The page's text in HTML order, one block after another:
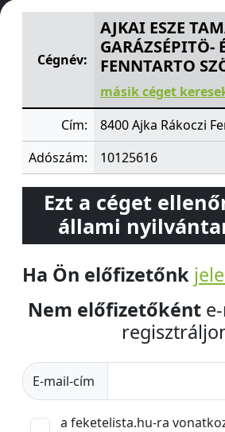
AJKAI ESZE TAMÁS
Cégnév:
AJKAI ESZE
GARÁZSÉPITÖ-
FENNTARTO
másik céget
Cím:
8400 Ajka Rákoczi
Adószám:
10125616
Ezt a céget
állami
Ha Ön előfizetőnk
Nem előfizetőként
E-mail-cím
a feketelista.hu-ra